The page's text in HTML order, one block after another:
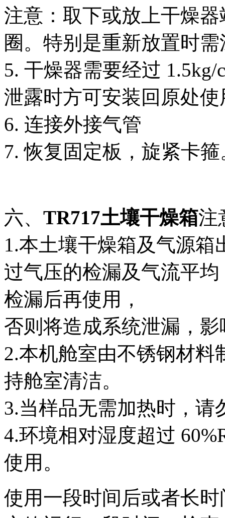
注意：取下或放上干燥
圈。特别是重新放置时
5. 干燥器需要经过
泄露时方可安装回原处使
6. 连接外接气管
7. 恢复固定板，旋紧卡箍
六、 TR717土壤干燥箱注
1.本土壤干燥箱及气源
过气压的检漏及气流平
检漏后再使用，
否则将造成系统泄漏，
2.本机舱室由不锈钢材
持舱室清洁。
3.当样品无需加热时，请
4.环境相对湿度超过
使用。
使用一段时间后或者长